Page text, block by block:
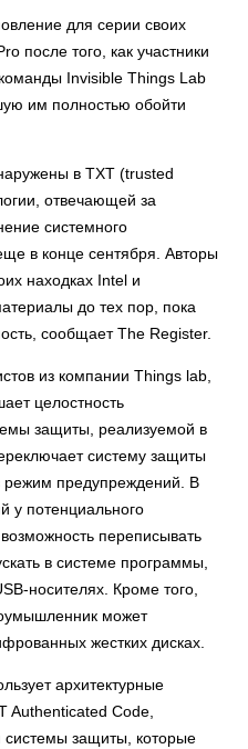
для серии своих
после того, как участники
Invisible Things Lab
им полностью обойти
в TXT (trusted
отвечающей за
системного
в конце сентября. Авторы
находках Intel и
до тех пор, пока
сообщает The Register.
из компании Things lab,
целостность
защиты, реализуемой в
систему защиты
режим предупреждений. В
у потенциального
переписывать
в системе программы,
носителях. Кроме того,
может
жестких дисках.
архитектурные
Authenticated Code,
защиты, которые